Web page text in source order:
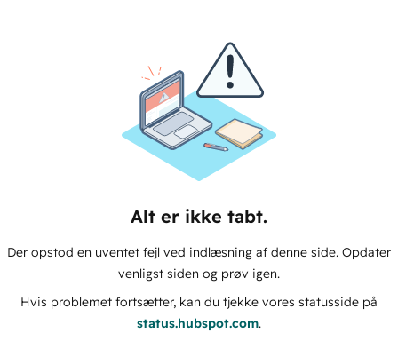
Alt er ikke tabt.
Der opstod en uventet fejl ved indlæsning af denne side. Opdater
venligst siden og prøv igen.
Hvis problemet fortsætter, kan du tjekke vores statusside på
status.hubspot.com.